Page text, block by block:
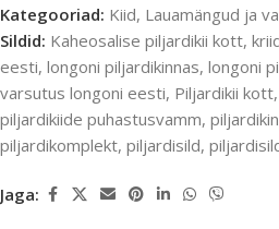
Kategooriad: Kiid, Lauamängud ja
Sildid: Kaheosalise piljardikii kott,
eesti, longoni piljardikinnas, longoni
varsutus longoni eesti, Piljardikii kott,
piljardikiide puhastusvamm,
piljardikomplekt, piljardisild,
Jaga: